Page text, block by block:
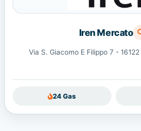
Iren Mercato
Via S. Giacomo E Filippo 7 -
24 Gas